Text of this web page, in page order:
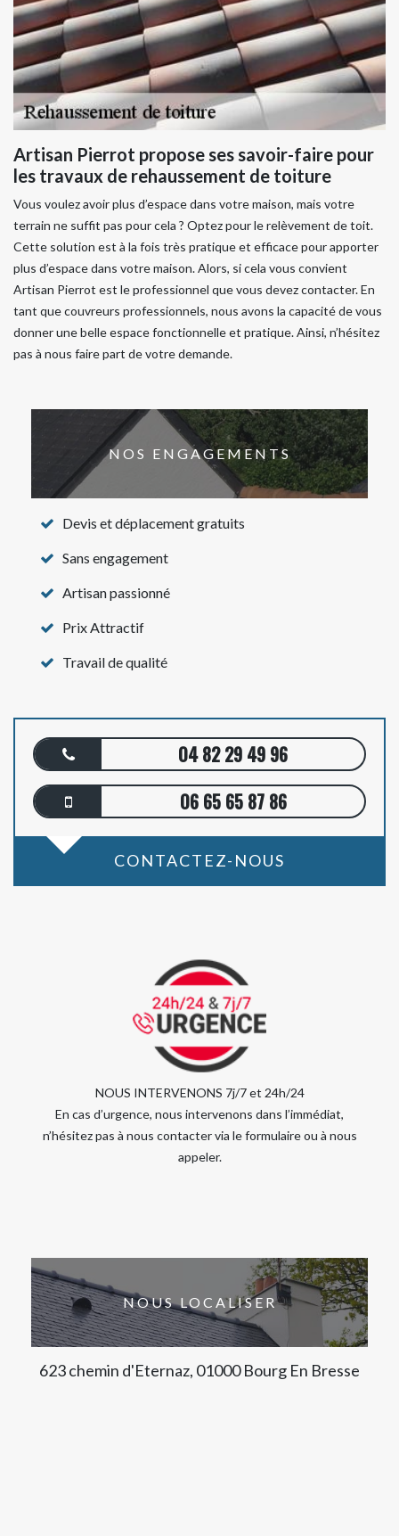
Artisan Pierrot propose ses savoir-faire pour
les travaux de rehaussement de toiture
Vous voulez avoir plus d’espace dans votre maison, mais votre
terrain ne suffit pas pour cela ? Optez pour le relèvement de toit.
Cette solution est à la fois très pratique et efficace pour apporter
plus d’espace dans votre maison. Alors, si cela vous convient
Artisan Pierrot est le professionnel que vous devez contacter. En
tant que couvreurs professionnels, nous avons la capacité de vous
donner une belle espace fonctionnelle et pratique. Ainsi, n’hésitez
pas à nous faire part de votre demande.
NOS ENGAGEMENTS
Devis et déplacement gratuits
Sans engagement
Artisan passionné
Prix Attractif
Travail de qualité
04 82 29 49 96
06 65 65 87 86
CONTACTEZ-NOUS
NOUS INTERVENONS 7j/7 et 24h/24
En cas d’urgence, nous intervenons dans l’immédiat,
n’hésitez pas à nous contacter via le formulaire ou à nous
appeler.
NOUS LOCALISER
623 chemin d'Eternaz, 01000 Bourg En Bresse